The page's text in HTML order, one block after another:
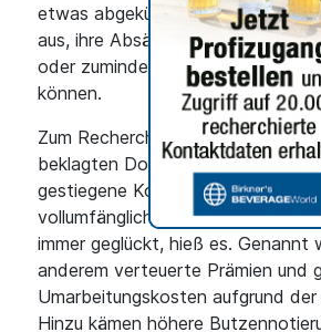
etwas abgekühlt. Anbieter gingen
aus, ihre Absätze im Gesamtjahr
oder zumindest auf
können.
Zum Recherchezeitpunkt Mitte
beklagten Dosen- und
gestiegene Kosten. Der Druck,
vollumfänglich weiterzureichen,
immer geglückt, hieß es. Genannt
anderem verteuerte Prämien und
Umarbeitungskosten aufgrund der
Hinzu kämen höhere